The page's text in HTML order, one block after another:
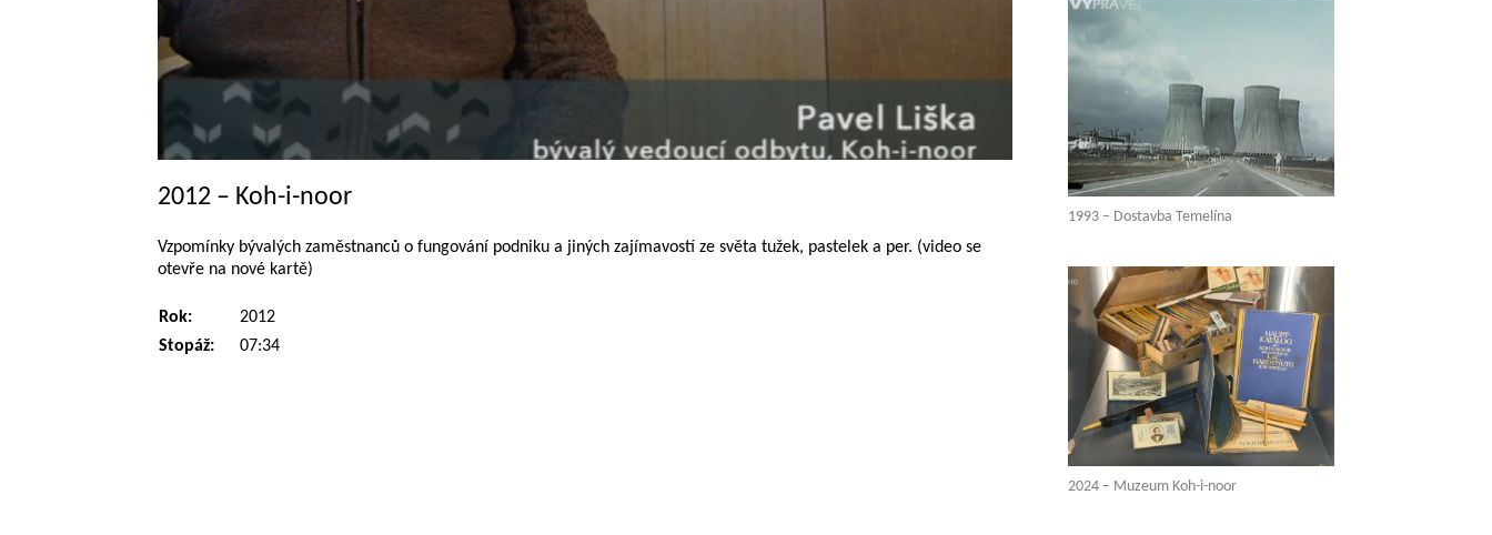
2012 – Koh-i-noor
Vzpomínky bývalých zaměstnanců o fungování podniku a jiných zajímavostí ze světa tužek, pastelek a per. (video se
otevře na nové kartě)
Rok:
2012
Stopáž:
07:34
1993 – Dostavba Temelína
2024 – Muzeum Koh-i-noor